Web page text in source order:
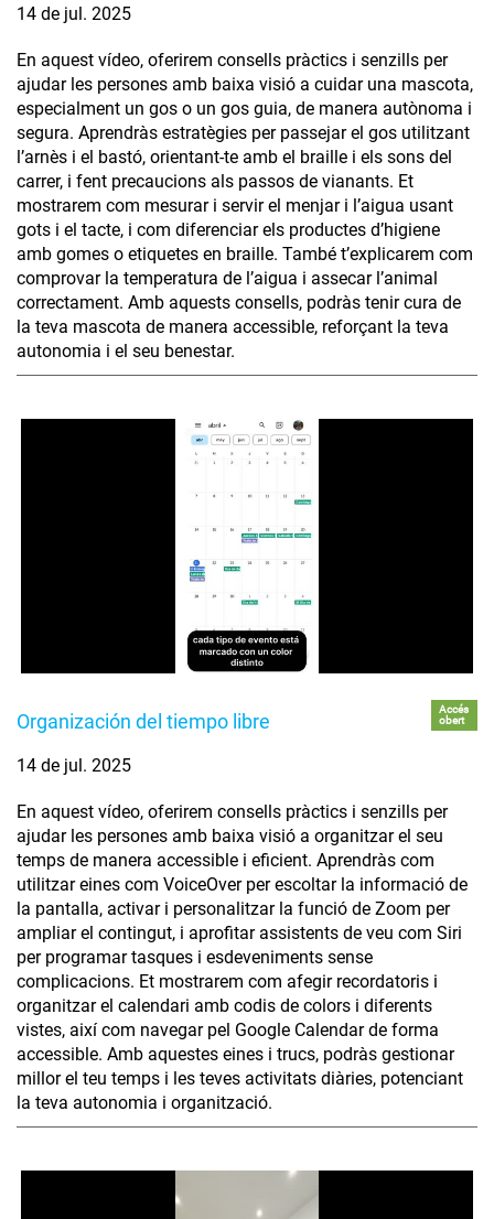
14 de jul. 2025
En aquest vídeo, oferirem consells pràctics i senzills per
ajudar les persones amb baixa visió a cuidar una mascota,
especialment un gos o un gos guia, de manera autònoma i
segura. Aprendràs estratègies per passejar el gos utilitzant
l’arnès i el bastó, orientant-te amb el braille i els sons del
carrer, i fent precaucions als passos de vianants. Et
mostrarem com mesurar i servir el menjar i l’aigua usant
gots i el tacte, i com diferenciar els productes d’higiene
amb gomes o etiquetes en braille. També t’explicarem com
comprovar la temperatura de l’aigua i assecar l’animal
correctament. Amb aquests consells, podràs tenir cura de
la teva mascota de manera accessible, reforçant la teva
autonomia i el seu benestar.
Organización del tiempo libre
Accés
obert
14 de jul. 2025
En aquest vídeo, oferirem consells pràctics i senzills per
ajudar les persones amb baixa visió a organitzar el seu
temps de manera accessible i eficient. Aprendràs com
utilitzar eines com VoiceOver per escoltar la informació de
la pantalla, activar i personalitzar la funció de Zoom per
ampliar el contingut, i aprofitar assistents de veu com Siri
per programar tasques i esdeveniments sense
complicacions. Et mostrarem com afegir recordatoris i
organitzar el calendari amb codis de colors i diferents
vistes, així com navegar pel Google Calendar de forma
accessible. Amb aquestes eines i trucs, podràs gestionar
millor el teu temps i les teves activitats diàries, potenciant
la teva autonomia i organització.